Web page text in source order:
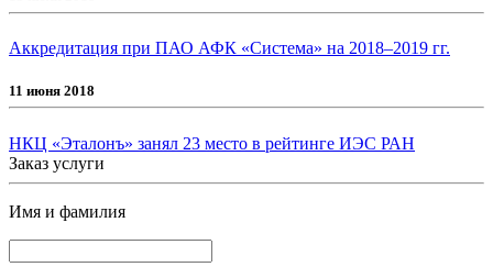
Аккредитация при ПАО АФК «Система» на 2018–2019 гг.
11 июня 2018
НКЦ «Эталонъ» занял 23 место в рейтинге ИЭС РАН
Заказ услуги
Имя и фамилия